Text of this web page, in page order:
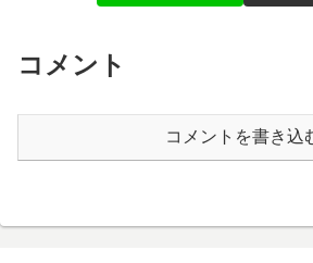
コメント
コメントを書き込